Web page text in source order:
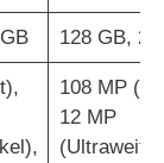
128 GB,
108 MP
12 MP